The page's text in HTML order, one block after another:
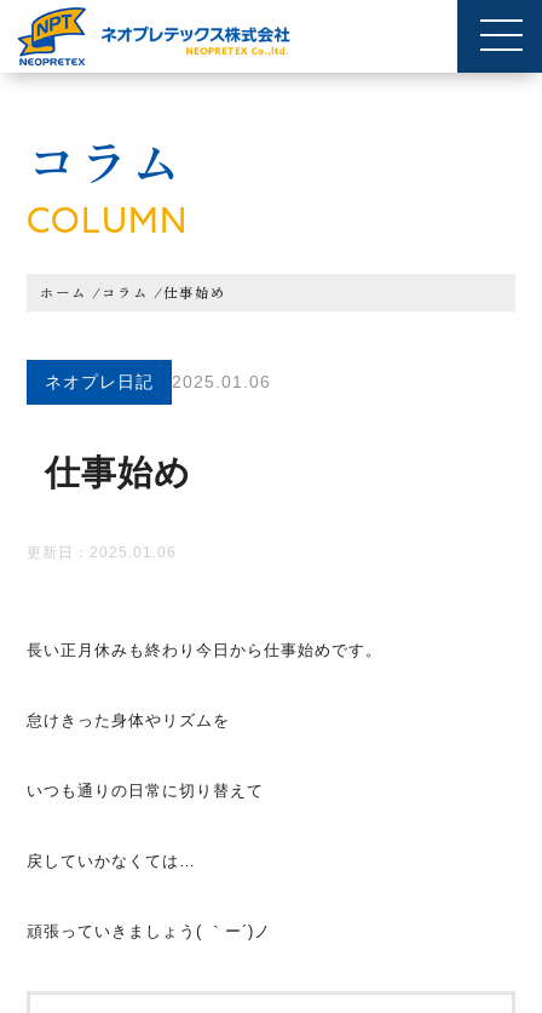
コラム
COLUMN
ホーム /コラム /仕事始め
ネオプレ日記 2025.01.06
仕事始め
更新日：2025.01.06
長い正月休みも終わり今日から仕事始めです。
怠けきった身体やリズムを
いつも通りの日常に切り替えて
戻していかなくては…
頑張っていきましょう( ｀ー´)ノ